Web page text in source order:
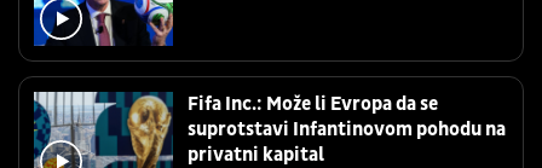
Fifa Inc.: Može li Evropa da se
suprotstavi Infantinovom pohodu na
privatni kapital